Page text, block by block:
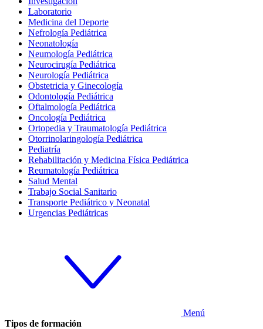
Laboratorio
Medicina del Deporte
Nefrología Pediátrica
Neonatología
Neumología Pediátrica
Neurocirugía Pediátrica
Neurología Pediátrica
Obstetricia y Ginecología
Odontología Pediátrica
Oftalmología Pediátrica
Oncología Pediátrica
Ortopedia y Traumatología Pediátrica
Otorrinolaringología Pediátrica
Pediatría
Rehabilitación y Medicina Física Pediátrica
Reumatología Pediátrica
Salud Mental
Trabajo Social Sanitario
Transporte Pediátrico y Neonatal
Urgencias Pediátricas
Menú
Tipos de formación